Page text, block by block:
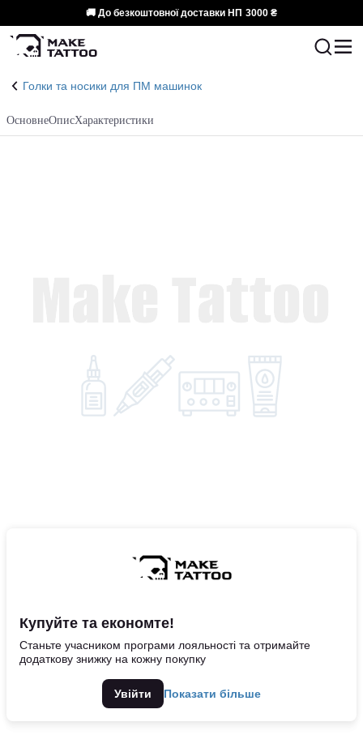
🚚 До безкоштовної доставки НП 3000 ₴
Голки та носики для ПМ машинок
ОсновнеОписХарактеристики
Купуйте та економте!
Станьте учасником програми лояльності та отримайте
додаткову знижку на кожну покупку
Увійти Показати більше